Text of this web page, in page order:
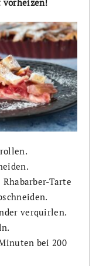
vorheizen!
Tarte
verquirlen.
bei 200